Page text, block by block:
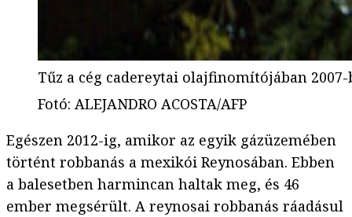
Tűz a cég cadereytai olajfinomítójában 2007-
Fotó: ALEJANDRO ACOSTA/AFP
Egészen 2012-ig, amikor az egyik gázüzemében
történt robbanás a mexikói Reynosában. Ebben
a balesetben harmincan haltak meg, és 46
ember megsérült. A reynosai robbanás ráadásul